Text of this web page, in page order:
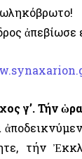
ἀπεβίωσε
γ’. Τήν
τήν